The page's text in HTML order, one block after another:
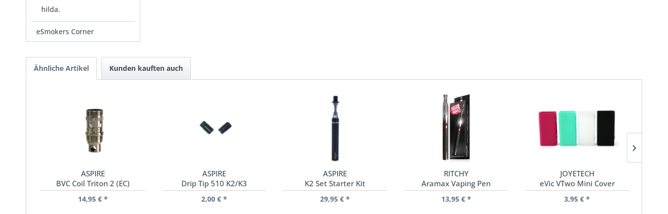
hilda.
eSmokers Corner
Ähnliche Artikel Kunden kauften auch
ASPIRE
BVC Coil Triton 2 (EC)
14,95 € *
ASPIRE
Drip Tip 510 K2/K3
2,00 € *
ASPIRE
K2 Set Starter Kit
29,95 € *
RITCHY
Aramax Vaping Pen
13,95 € *
JOYETECH
eVic VTwo Mini Cover
3,95 € *